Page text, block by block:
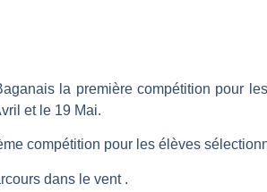
la première compétition pour
et le 19 Mai.
compétition pour les élèves
dans le vent .